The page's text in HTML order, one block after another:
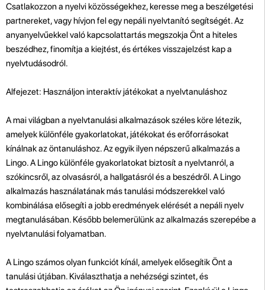
Csatlakozzon a nyelvi közösségekhez, keresse meg a beszélgetési
partnereket, vagy hívjon fel egy nepáli nyelvtanító segítségét. Az
anyanyelvűekkel való kapcsolattartás megszokja Önt a hiteles
beszédhez, finomítja a kiejtést, és értékes visszajelzést kap a
nyelvtudásodról.
Alfejezet: Használjon interaktív játékokat a nyelvtanuláshoz
A mai világban a nyelvtanulási alkalmazások széles köre létezik,
amelyek különféle gyakorlatokat, játékokat és erőforrásokat
kínálnak az öntanuláshoz. Az egyik ilyen népszerű alkalmazás a
Lingo. A Lingo különféle gyakorlatokat biztosít a nyelvtanról, a
szókincsről, az olvasásról, a hallgatásról és a beszédről. A Lingo
alkalmazás használatának más tanulási módszerekkel való
kombinálása elősegíti a jobb eredmények elérését a nepáli nyelv
megtanulásában. Később belemerülünk az alkalmazás szerepébe a
nyelvtanulási folyamatban.
A Lingo számos olyan funkciót kínál, amelyek elősegítik Önt a
tanulási útjában. Kiválaszthatja a nehézségi szintet, és